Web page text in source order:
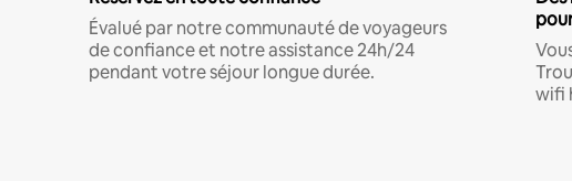
Évalué par notre communauté de voyageurs
de confiance et notre assistance 24h/24
pendant votre séjour longue durée.
wifi